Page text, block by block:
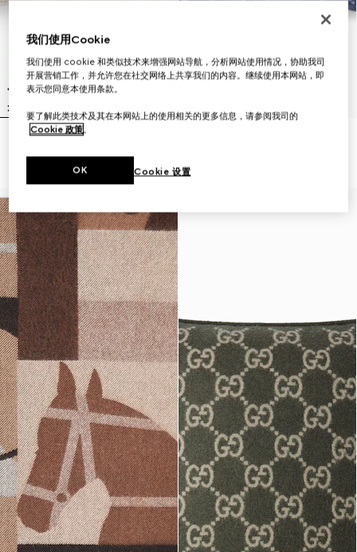
€ 740
我们使用Cookie
我们使用 cookie 和类似技术来增强网站导航，分析网站使用情况，协助我司
开展营销工作，并允许您在社交网络上共享我们的内容。继续使用本网站，即
表示您同意本使用条款。
要了解此类技术及其在本网站上的使用相关的更多信息，请参阅我司的
Cookie 政策。
Cookie 设置
OK